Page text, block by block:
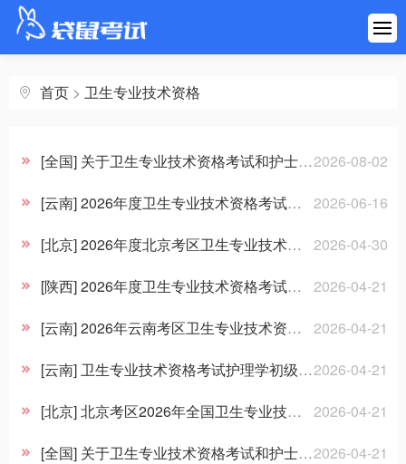
首页
建筑工程
财会金融
职业资格
学历考研
招聘信息
首页 > 卫生专业技术资格
2026-08-02
[全国] 关于卫生专业技术资格考试和护士执业资格考试成绩单全面实行电子化管理有关情况的说明
2026-06-16
[云南] 2026年度卫生专业技术资格考试成绩查询说明
2026-04-30
[北京] 2026年度北京考区卫生专业技术资格考试、护士执业资格考试顺利实施
2026-04-21
[陕西] 2026年度卫生专业技术资格考试和护士执业资格考试陕西考区温馨提示
2026-04-21
[云南] 2026年云南考区卫生专业技术资格考试和护士执业资格考试满意度调查问卷
2026-04-21
[云南] 卫生专业技术资格考试护理学初级（师）专业采用“卷卡合一”方式
2026-04-21
[北京] 北京考区2026年全国卫生专业技术资格考试和护士执业资格考试考前工作会议召开
2026-04-21
[全国] 关于卫生专业技术资格考试和护士执业资格考试的重要声明